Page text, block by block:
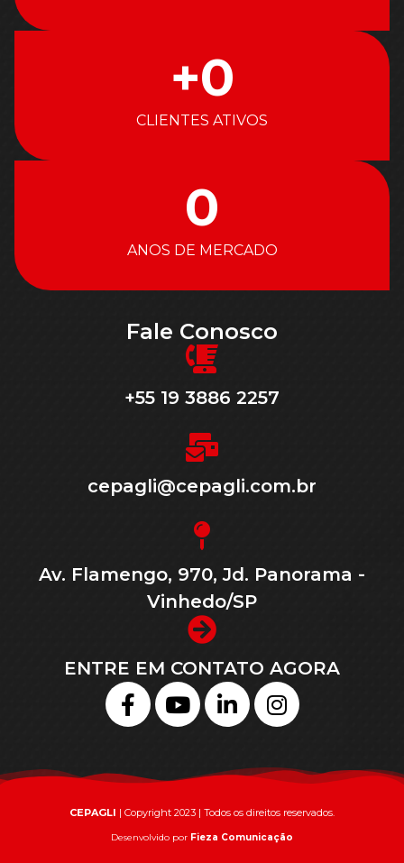
+0
CLIENTES ATIVOS
0
ANOS DE MERCADO
Fale Conosco
+55 19 3886 2257
cepagli@cepagli.com.br
Av. Flamengo, 970, Jd. Panorama -
Vinhedo/SP
ENTRE EM CONTATO AGORA
CEPAGLI | Copyright 2023 | Todos os direitos reservados.
Desenvolvido por Fieza Comunicação